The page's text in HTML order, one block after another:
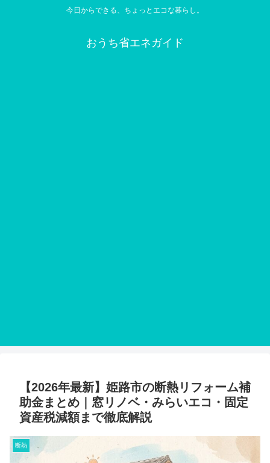
今日からできる、ちょっとエコな暮らし。
おうち省エネガイド
【2026年最新】姫路市の断熱リフォーム補
助金まとめ｜窓リノベ・みらいエコ・固定
資産税減額まで徹底解説
断熱